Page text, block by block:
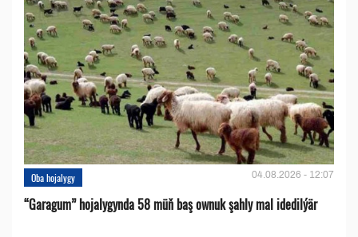
Oba hojalygy 04.08.2026 - 12:07
“Garagum” hojalygynda 58 müň baş ownuk şahly mal idedilýär